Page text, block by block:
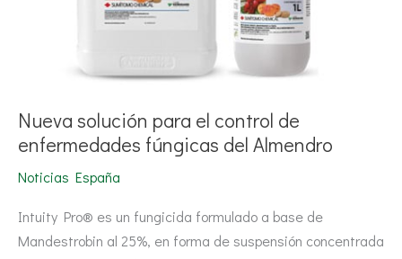
Nueva solución para el control de
enfermedades fúngicas del Almendro
Noticias España
Intuity Pro® es un fungicida formulado a base de
Mandestrobin al 25%, en forma de suspensión concentrada